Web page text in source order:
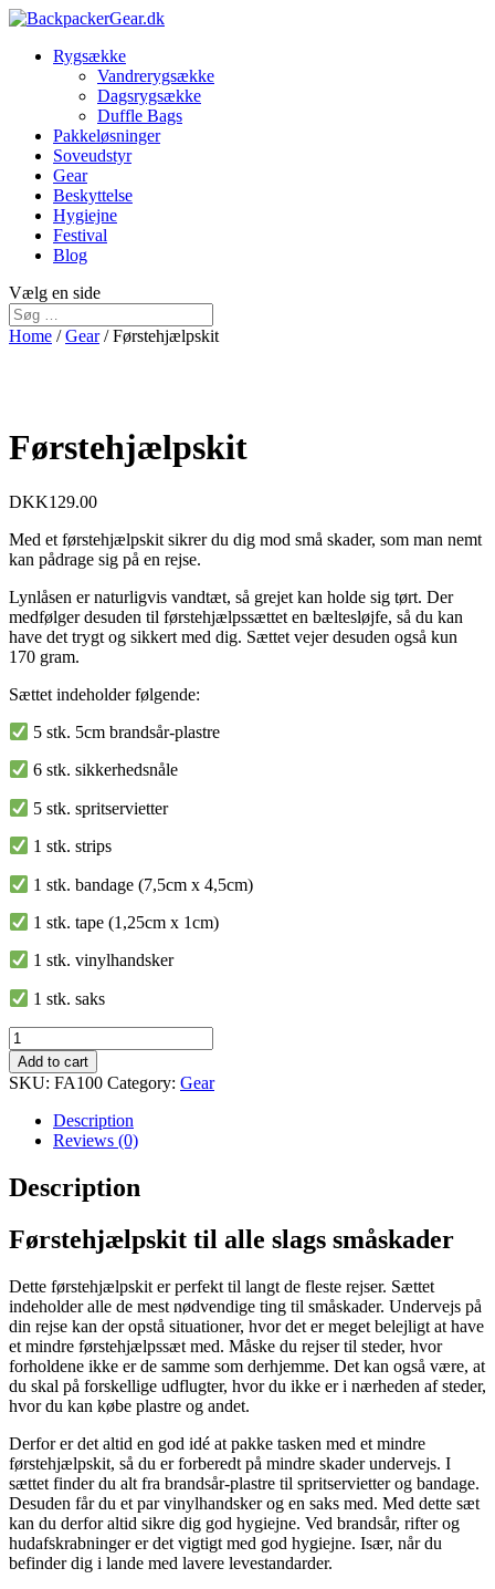
Rygsække
Vandrerygsække
Dagsrygsække
Duffle Bags
Pakkeløsninger
Soveudstyr
Gear
Beskyttelse
Hygiejne
Festival
Blog
Vælg en side
Home /Gear/ Førstehjælpskit
Førstehjælpskit
DKK129.00
Med et førstehjælpskit sikrer du dig mod små skader, som man nemt
kan pådrage sig på en rejse.
Lynlåsen er naturligvis vandtæt, så grejet kan holde sig tørt. Der
medfølger desuden til førstehjælpssættet en bæltesløjfe, så du kan
have det trygt og sikkert med dig. Sættet vejer desuden også kun
170 gram.
Sættet indeholder følgende:
5 stk. 5cm brandsår-plastre
6 stk. sikkerhedsnåle
5 stk. spritservietter
1 stk. strips
1 stk. bandage (7,5cm x 4,5cm)
1 stk. tape (1,25cm x 1cm)
1 stk. vinylhandsker
1 stk. saks
Førstehjælpskit
quantity
Add to cart
SKU: FA100 Category: Gear
Description
Reviews (0)
Description
Førstehjælpskit til alle slags småskader
Dette førstehjælpskit er perfekt til langt de fleste rejser. Sættet
indeholder alle de mest nødvendige ting til småskader. Undervejs på
din rejse kan der opstå situationer, hvor det er meget belejligt at have
et mindre førstehjælpssæt med. Måske du rejser til steder, hvor
forholdene ikke er de samme som derhjemme. Det kan også være, at
du skal på forskellige udflugter, hvor du ikke er i nærheden af steder,
hvor du kan købe plastre og andet.
Derfor er det altid en god idé at pakke tasken med et mindre
førstehjælpskit, så du er forberedt på mindre skader undervejs. I
sættet finder du alt fra brandsår-plastre til spritservietter og bandage.
Desuden får du et par vinylhandsker og en saks med. Med dette sæt
kan du derfor altid sikre dig god hygiejne. Ved brandsår, rifter og
hudafskrabninger er det vigtigt med god hygiejne. Især, når du
befinder dig i lande med lavere levestandarder.